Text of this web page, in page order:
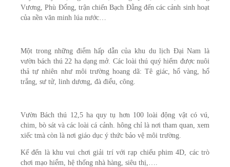
Vương, Phù Đổng, trận chiến Bạch Đằng đến các cảnh sinh hoạt
của nền văn minh lúa nước…
Một trong những điểm hấp dẫn của khu du lịch Đại Nam là
vườn bách thú 22 ha dạng mở. Các loài thú quý hiếm được nuôi
thả tự nhiên như môi trường hoang dã: Tê giác, hổ vàng, hổ
trắng, sư tử, linh dương, đà điểu, công.
Vườn Bách thú 12,5 haquy tụ hơn 100 loài động vật có vú,
chim, bò sát và các loài cá cảnh. hông chỉ là nơi tham quan, xem
xiếc tmà còn là nơi giáo dục ý thức bảo vệ môi trường.
Kế đến là khu vui chơi giải trí với rạp chiếu phim 4D, các trò
chơi mạo hiểm, hệ thống nhà hàng, siêu thị,….